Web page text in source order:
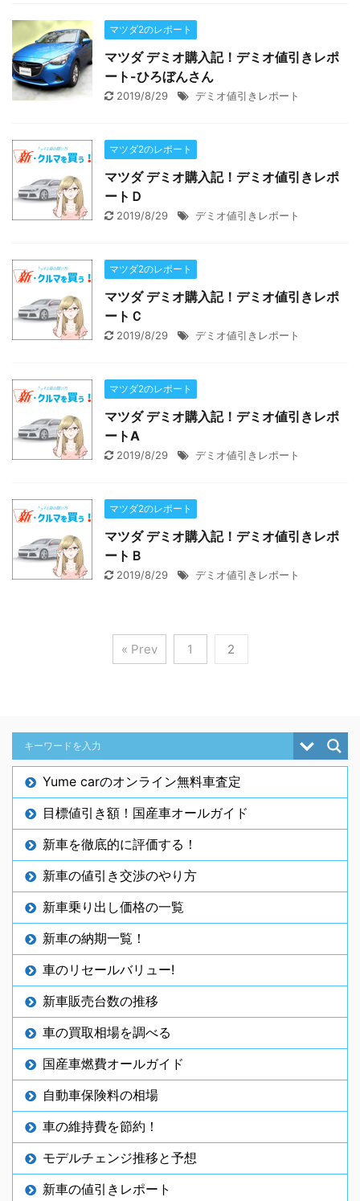
マツダ2のレポート
マツダ デミオ購入記！デミオ値引きレポ
ート-ひろぼんさん
2019/8/29 デミオ値引きレポート
マツダ2のレポート
マツダ デミオ購入記！デミオ値引きレポ
ートＤ
2019/8/29 デミオ値引きレポート
マツダ2のレポート
マツダ デミオ購入記！デミオ値引きレポ
ートＣ
2019/8/29 デミオ値引きレポート
マツダ2のレポート
マツダ デミオ購入記！デミオ値引きレポ
ートA
2019/8/29 デミオ値引きレポート
マツダ2のレポート
マツダ デミオ購入記！デミオ値引きレポ
ートＢ
2019/8/29 デミオ値引きレポート
« Prev 1 2
Yume carのオンライン無料車査定
目標値引き額！国産車オールガイド
新車を徹底的に評価する！
新車の値引き交渉のやり方
新車乗り出し価格の一覧
新車の納期一覧！
車のリセールバリュー!
新車販売台数の推移
車の買取相場を調べる
国産車燃費オールガイド
自動車保険料の相場
車の維持費を節約！
モデルチェンジ推移と予想
新車の値引きレポート